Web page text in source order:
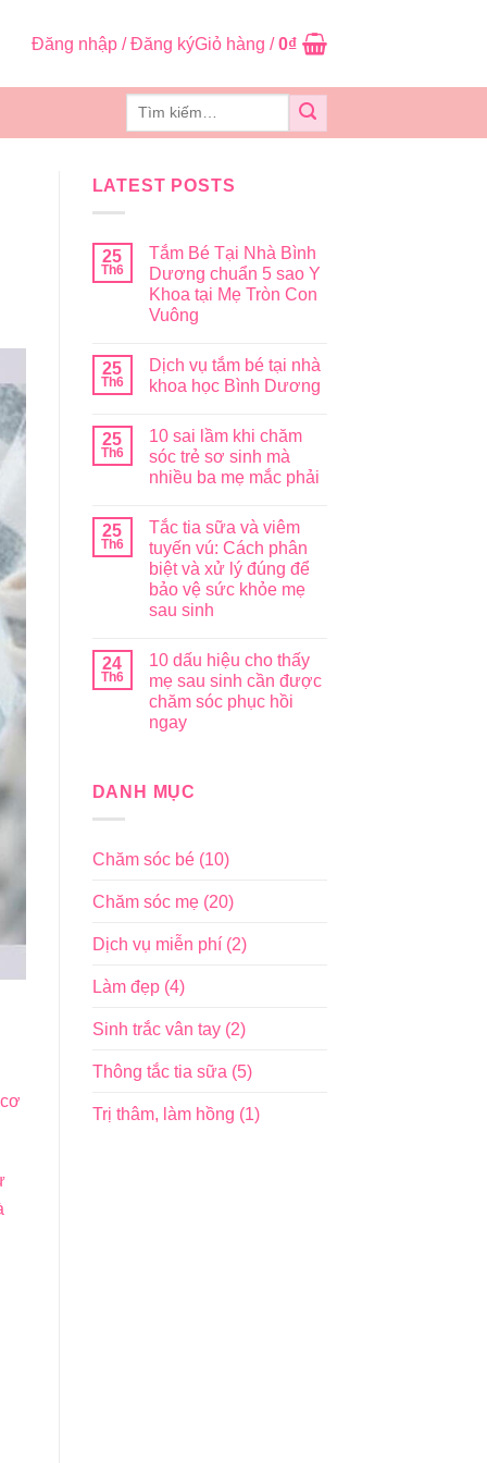
Đăng nhập / Đăng kýGiỏ hàng /0₫
Tìm
LATEST POSTS
25
Th6
Tắm Bé Tại Nhà Bình
Dương chuẩn 5 sao Y
Khoa tại Mẹ Tròn Con
Vuông
25
Th6
Dịch vụ tắm bé tại nhà
khoa học Bình Dương
25
Th6
10 sai lầm khi chăm
sóc trẻ sơ sinh mà
nhiều ba mẹ mắc phải
25
Th6
Tắc tia sữa và viêm
tuyến vú: Cách phân
biệt và xử lý đúng để
bảo vệ sức khỏe mẹ
sau sinh
24
Th6
10 dấu hiệu cho thấy
mẹ sau sinh cần được
chăm sóc phục hồi
ngay
DANH MỤC
Chăm sóc bé(10)
Chăm sóc mẹ(20)
Dịch vụ miễn phí(2)
Làm đẹp(4)
Sinh trắc vân tay(2)
Thông tắc tia sữa (5)
Trị thâm, làm hồng (1)